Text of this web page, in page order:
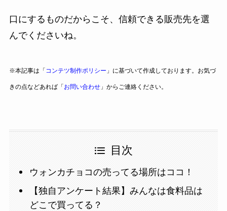
口にするものだからこそ、信頼できる販売先を選
んでくださいね。
※本記事は「 コンテツ制作ポリシー 」に基づいて作成しております。お気づ
きの点などあれば「お問い合わせ」からご連絡ください。
目次
ウォンカチョコの売ってる場所はココ！
【独自アンケート結果】みんなは食料品は
どこで買ってる？